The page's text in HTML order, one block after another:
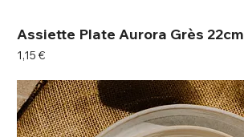
Assiette Plate Aurora Grès 22cm
Prix
1,15 €